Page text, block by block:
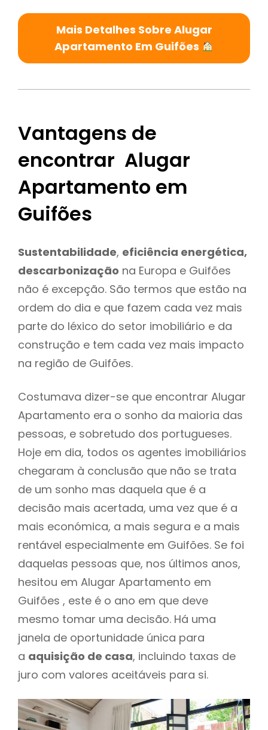
Mais Detalhes Sobre Alugar
Apartamento Em Guifões
Vantagens de
encontrar Alugar
Apartamento em
Guifões
Sustentabilidade, eficiência energética,
descarbonização na Europa e Guifões
não é excepção. São termos que estão na
ordem do dia e que fazem cada vez mais
parte do léxico do setor imobiliário e da
construção e tem cada vez mais impacto
na região de Guifões.
Costumava dizer-se que encontrar Alugar
Apartamento era o sonho da maioria das
pessoas, e sobretudo dos portugueses.
Hoje em dia, todos os agentes imobiliários
chegaram à conclusão que não se trata
de um sonho mas daquela que é a
decisão mais acertada, uma vez que é a
mais económica, a mais segura e a mais
rentável especialmente em Guifões. Se foi
daquelas pessoas que, nos últimos anos,
hesitou em Alugar Apartamento em
Guifões , este é o ano em que deve
mesmo tomar uma decisão. Há uma
janela de oportunidade única para
a aquisição de casa, incluindo taxas de
juro com valores aceitáveis para si.